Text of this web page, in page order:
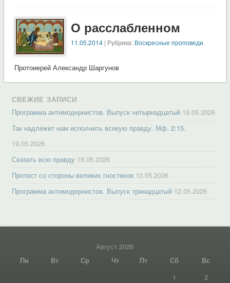
О расслабленном
11.05.2014 | Рубрика: Воскресные проповеди
Протоиерей Александр Шаргунов
СВЕЖИЕ ЗАПИСИ
Программа антимодернистов. Выпуск четырнадцатый 19.05.2026
Так надлежит нам исполнить всякую правду. Мф. 2:15.
19.05.2026
Сказать всю правду 18.05.2026
Протест со стороны великих гностиков 13.05.2026
Программа антимодернистов. Выпуск тринадцатый 12.05.2026
Август 2026
Пн
Вт Ср Чт Пт Сб
Вс
1
2